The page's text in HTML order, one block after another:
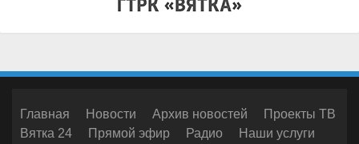
Главная Новости Архив новостей
Проекты ТВ
Вятка 24
Прямой эфир Радио
Наши услуги